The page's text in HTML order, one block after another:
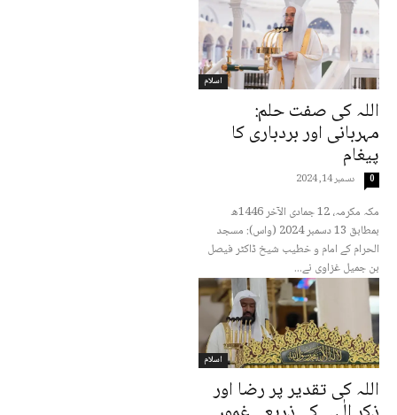
اسلام
اللہ کی صفت حلم:
مہربانی اور بردباری کا
پیغام
دسمبر 14, 2024 0
مکہ مکرمہ، 12 جمادی الآخر 1446ھ
بمطابق 13 دسمبر 2024 (واس): مسجد
الحرام کے امام و خطیب شیخ ڈاکٹر فیصل
بن جمیل غزاوی نے...
اسلام
اللہ کی تقدیر پر رضا اور